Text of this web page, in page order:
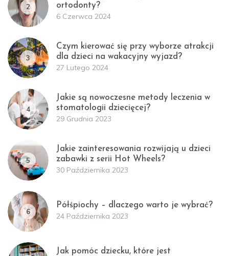
2
ortodonty?
6 Czerwca 2024
3
Czym kierować się przy wyborze atrakcji
dla dzieci na wakacyjny wyjazd?
27 Lutego 2024
4
Jakie są nowoczesne metody leczenia w
stomatologii dziecięcej?
29 Grudnia 2023
5
Jakie zainteresowania rozwijają u dzieci
zabawki z serii Hot Wheels?
30 Października 2023
6
Półśpiochy – dlaczego warto je wybrać?
24 Października 2023
Jak pomóc dziecku, które jest